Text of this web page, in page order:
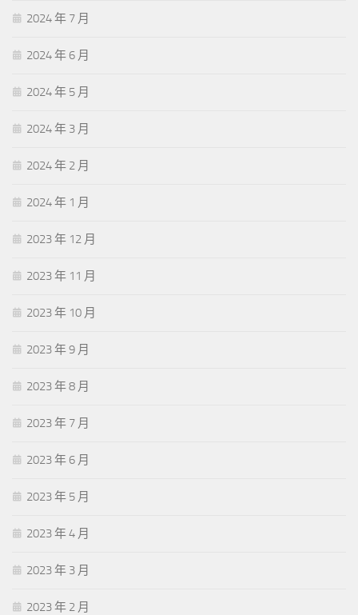
2024 年 7 月
2024 年 6 月
2024 年 5 月
2024 年 3 月
2024 年 2 月
2024 年 1 月
2023 年 12 月
2023 年 11 月
2023 年 10 月
2023 年 9 月
2023 年 8 月
2023 年 7 月
2023 年 6 月
2023 年 5 月
2023 年 4 月
2023 年 3 月
2023 年 2 月